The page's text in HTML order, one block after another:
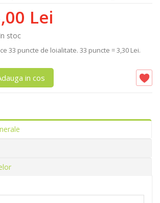
Lei
stoc
33 puncte de loialitate. 33 puncte = 3,30 Lei.
in cos